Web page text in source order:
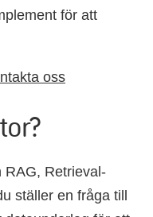
för att
oss
RAG, Retrieval-
ställer en fråga till